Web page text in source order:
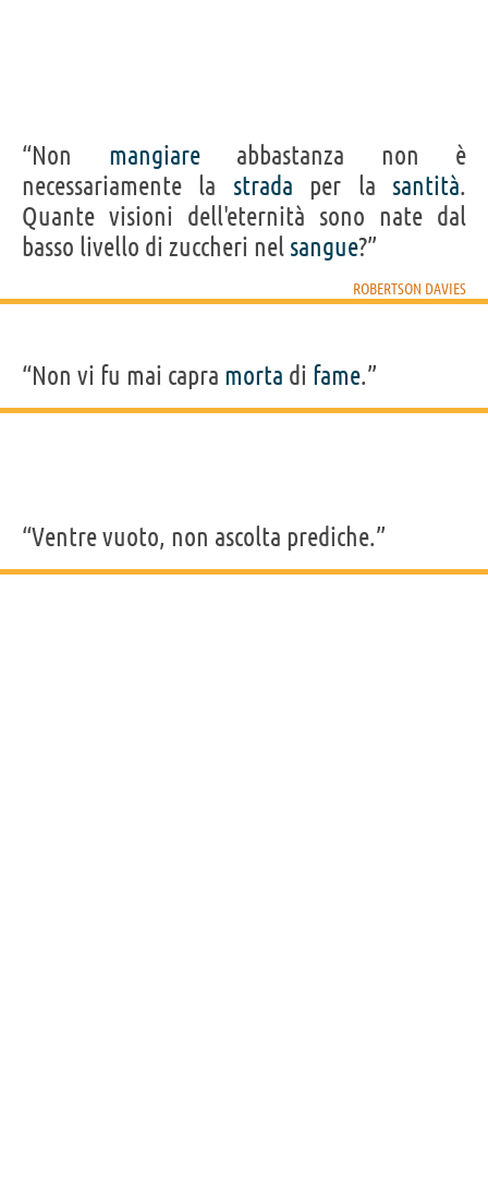
“Non mangiareabbastanza non è
necessariamente la strada per la santità.
Quante visioni dell'eternità sono nate dal
basso livello di zuccheri nel sangue?”
ROBERTSON DAVIES
“Non vi fu mai capra morta di fame.”
“Ventre vuoto, non ascolta prediche.”